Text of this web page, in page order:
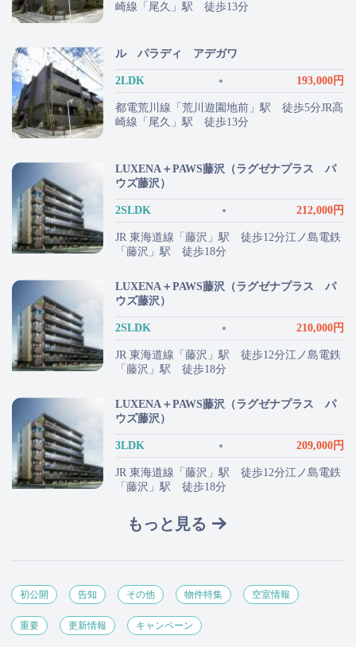
崎線「尾久」駅 徒歩13分
ル パラディ アデガワ
2LDK 193,000円
都電荒川線「荒川遊園地前」駅 徒歩5分JR高
崎線「尾久」駅 徒歩13分
LUXENA＋PAWS藤沢（ラグゼナプラス パ
ウズ藤沢）
2SLDK 212,000円
JR 東海道線「藤沢」駅 徒歩12分江ノ島電鉄
「藤沢」駅 徒歩18分
LUXENA＋PAWS藤沢（ラグゼナプラス パ
ウズ藤沢）
2SLDK 210,000円
JR 東海道線「藤沢」駅 徒歩12分江ノ島電鉄
「藤沢」駅 徒歩18分
LUXENA＋PAWS藤沢（ラグゼナプラス パ
ウズ藤沢）
3LDK 209,000円
JR 東海道線「藤沢」駅 徒歩12分江ノ島電鉄
「藤沢」駅 徒歩18分
もっと見る
初公開 告知 その他 物件特集 空室情報
重要 更新情報 キャンペーン